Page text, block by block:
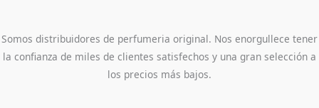
Somos distribuidores de perfumeria original. Nos enorgullece tener
la confianza de miles de clientes satisfechos y una gran selección a
los precios más bajos.